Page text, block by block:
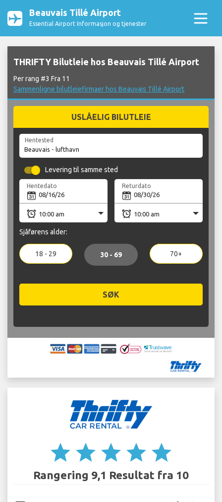
Beauvais Tillé Airport
Essential Airport Informasjon og tjenester
THRIFTY Bilutleie hos Beauvais Tillé Airport
Per rang #3 Fra 11
Sammenligne bilutleiefirmaer hos Beauvais Tillé Airport
USLÅELIG BILUTLEIE
Hentested
Levering til samme sted
Hentedato Returdato
Sjåførens alder:
18 - 29 30 - 69 70+
SØK
star star star star star
Rangering 9,1 Resultat fra 10